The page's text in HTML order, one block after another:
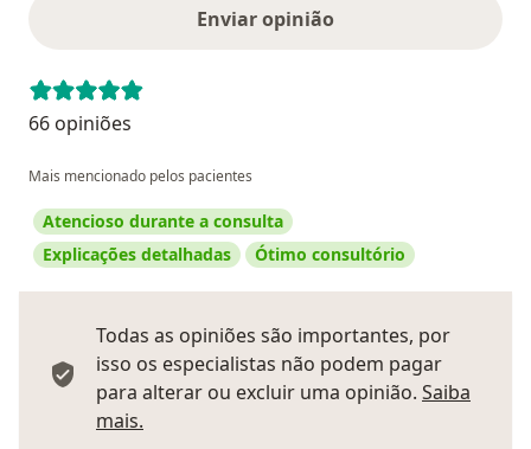
Enviar opinião
66 opiniões
Mais mencionado pelos pacientes
Atencioso durante a consulta
Explicações detalhadas
Ótimo consultório
Todas as opiniões são importantes, por
isso os especialistas não podem pagar
para alterar ou excluir uma opinião. Saiba
mais.